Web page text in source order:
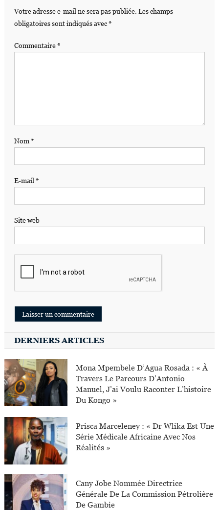
Votre adresse e-mail ne sera pas publiée. Les champs
obligatoires sont indiqués avec*
Commentaire*
Nom*
E-mail *
Site web
DERNIERS ARTICLES
Mona Mpembele D’Agua Rosada : « À
Travers Le Parcours D’Antonio
Manuel, J’ai Voulu Raconter L’histoire
Du Kongo »
Prisca Marceleney : « Dr Wlika Est Une
Série Médicale Africaine Avec Nos
Réalités »
Cany Jobe Nommée Directrice
Générale De La Commission Pétrolière
De Gambie